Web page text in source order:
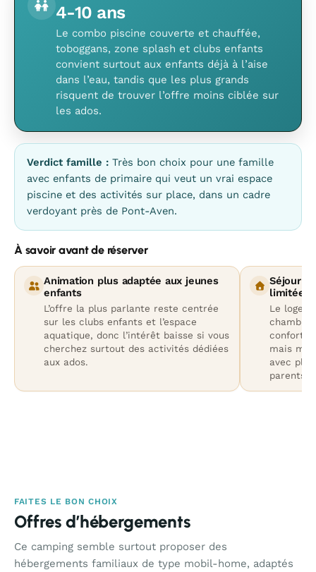
4-10 ans
Le combo piscine couverte et chauffée,
toboggans, zone splash et clubs enfants
convient surtout aux enfants déjà à l’aise
dans l’eau, tandis que les plus grands
risquent de trouver l’offre moins ciblée sur
les ados.
Verdict famille : Très bon choix pour une famille
avec enfants de primaire qui veut un vrai espace
piscine et des activités sur place, dans un cadre
verdoyant près de Pont-Aven.
À savoir avant de réserver
Animation plus adaptée aux jeunes
enfants
L’offre la plus parlante reste centrée
sur les clubs enfants et l’espace
aquatique, donc l’intérêt baisse si vous
cherchez surtout des activités dédiées
aux ados.
Séjour
limitée
Le
mais
avec
parents.
FAITES LE BON CHOIX
Offres d’hébergements
Ce camping semble surtout proposer des
hébergements familiaux de type mobil-home, adaptés